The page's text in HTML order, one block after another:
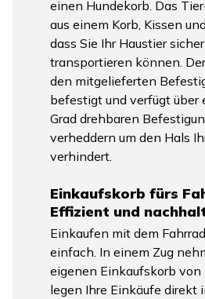
einen Hundekorb. Das
aus einem Korb, Kissen
dass Sie Ihr Haustier
transportieren können.
den mitgelieferten
befestigt und verfügt über
Grad drehbaren
verheddern um den Hals
verhindert.
Einkaufskorb fürs
Effizient und
Einkaufen mit dem
einfach. In einem Zug
eigenen Einkaufskorb von
legen Ihre Einkäufe direkt